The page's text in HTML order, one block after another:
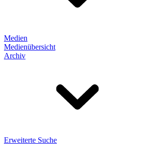
Medien
Medienübersicht
Archiv
Erweiterte Suche